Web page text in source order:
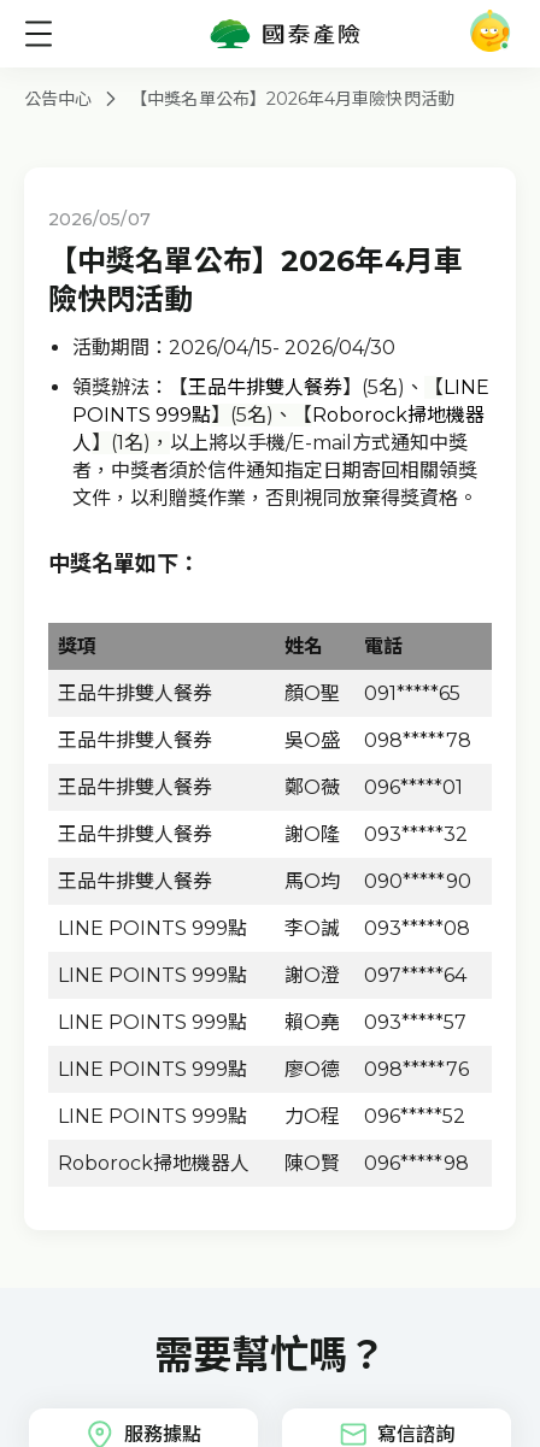
公告中心 【中獎名單公布】2026年4月車險快閃活動
2026/05/07
【中獎名單公布】2026年4月車
險快閃活動
活動期間： 2026/04/15- 2026/04/30
領獎辦法：【王品牛排雙人餐券】(5名)、 【 LINE
POINTS 999點】(5名) 、 【 Roborock掃地機器
人 】(1名)， 以上將以手機/E-mail方式通知中獎
者，中獎者須於信件通知指定日期寄回相關領獎
文件，以利贈獎作業，否則視同放棄得獎資格。
中獎名單如下：
獎項 姓名 電話
王品牛排雙人餐券 顏O聖 091*****65
王品牛排雙人餐券 吳O盛 098*****78
王品牛排雙人餐券 鄭O薇 096*****01
王品牛排雙人餐券 謝O隆 093*****32
王品牛排雙人餐券 馬O均 090*****90
LINE POINTS 999點 李O誠 093*****08
LINE POINTS 999點 謝O澄 097*****64
LINE POINTS 999點 賴O堯 093*****57
LINE POINTS 999點 廖O德 098*****76
LINE POINTS 999點 力O程 096*****52
Roborock掃地機器人 陳O賢 096*****98
需要幫忙嗎？
服務據點 寫信諮詢